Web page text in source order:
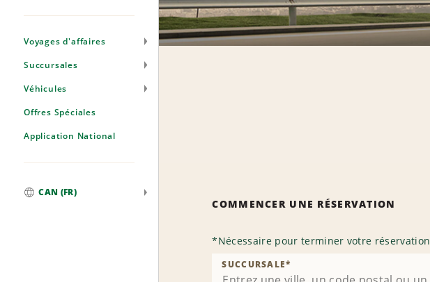
Voyages d'affaires
Succursales
Véhicules
Offres Spéciales
Application National
CAN (FR)
COMMENCER UNE RÉSERVATION
*Nécessaire pour terminer votre réservation
SUCCURSALE*